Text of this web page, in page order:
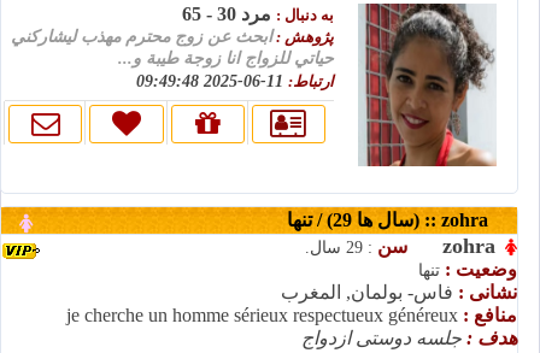
به دنبال : مرد 30 - 65
پژوهش :ابحث عن زوج محترم مهذب ليشاركني
حياتي للزواج انا زوجة طيبة و...
ارتباط:
zohra :: (سال ها 29) / تنها
zohra سن : 29 سال.
وضعیت : تنها
نشانی : فاس- بولمان, المغرب
منافع : je cherche un homme sérieux respectueux généreux
هدف : جلسه دوستی ازدواج